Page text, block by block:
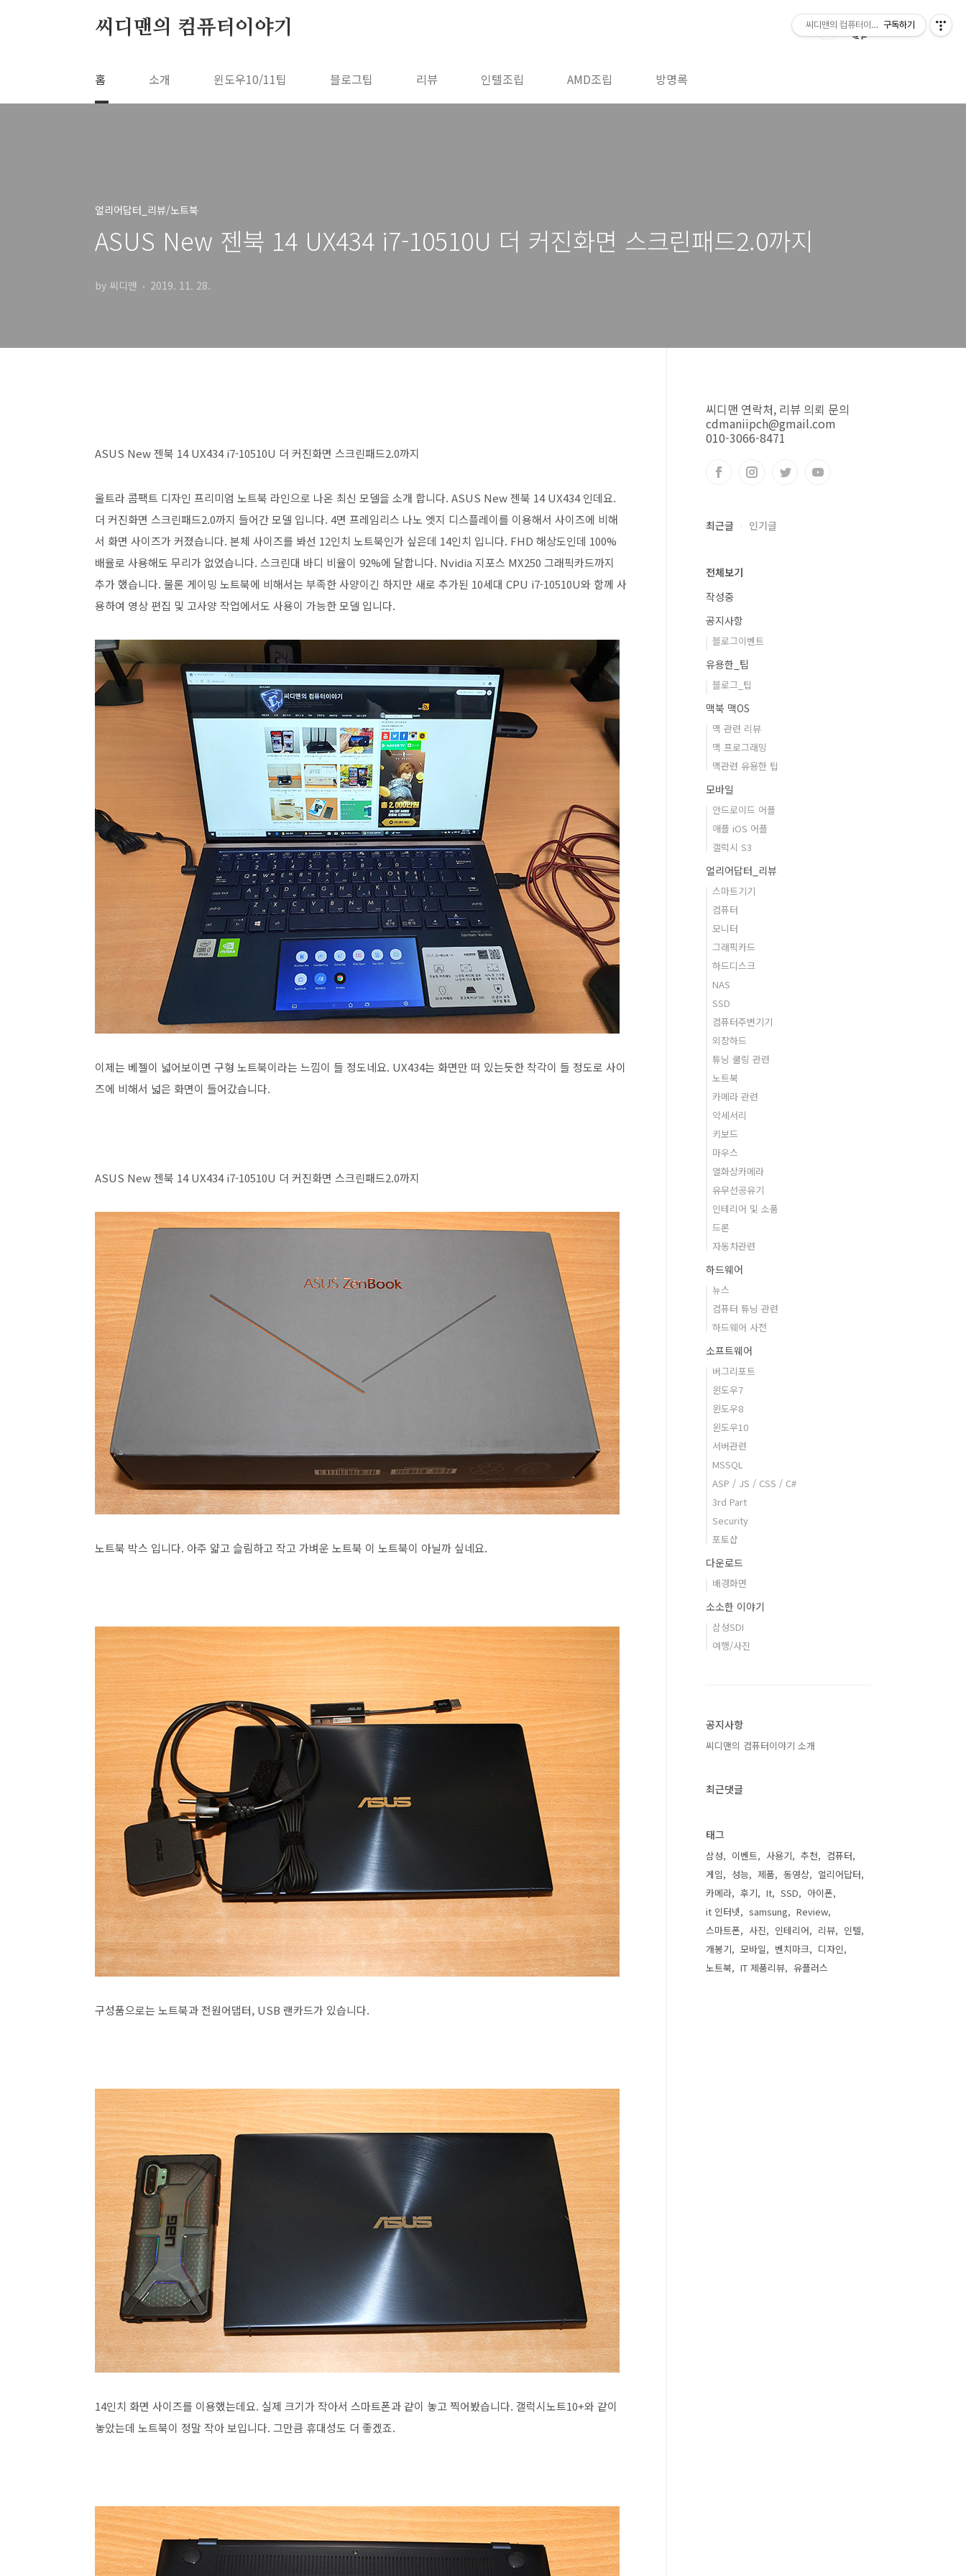
씨디맨의 컴퓨터이야기
홈 소개 윈도우10/11팁 블로그팁 리뷰 인텔조립 AMD조립 방명록
얼리어답터_리뷰/노트북
ASUS New 젠북 14 UX434 i7-10510U 더 커진화면 스크린패드2.0까지
by 씨디맨 2019. 11. 28.
ASUS New 젠북 14 UX434 i7-10510U 더 커진화면 스크린패드2.0까지
울트라 콤팩트 디자인 프리미엄 노트북 라인으로 나온 최신 모델을 소개 합니다. ASUS New 젠북 14 UX434 인데요.
더 커진화면 스크린패드2.0까지 들어간 모델 입니다. 4면 프레임리스 나노 엣지 디스플레이를 이용해서 사이즈에 비해
서 화면 사이즈가 커졌습니다. 본체 사이즈를 봐선 12인치 노트북인가 싶은데 14인치 입니다. FHD 해상도인데 100%
배율로 사용해도 무리가 없었습니다. 스크린대 바디 비율이 92%에 달합니다. Nvidia 지포스 MX250 그래픽카드까지
추가 했습니다. 물론 게이밍 노트북에 비해서는 부족한 사양이긴 하지만 새로 추가된 10세대 CPU i7-10510U와 함께 사
용하여 영상 편집 및 고사양 작업에서도 사용이 가능한 모델 입니다.
이제는 베젤이 넓어보이면 구형 노트북이라는 느낌이 들 정도네요. UX434는 화면만 떠 있는듯한 착각이 들 정도로 사이
즈에 비해서 넓은 화면이 들어갔습니다.
ASUS New 젠북 14 UX434 i7-10510U 더 커진화면 스크린패드2.0까지
노트북 박스 입니다. 아주 얇고 슬림하고 작고 가벼운 노트북 이 노트북이 아닐까 싶네요.
구성품으로는 노트북과 전원어댑터, USB 랜카드가 있습니다.
14인치 화면 사이즈를 이용했는데요. 실제 크기가 작아서 스마트폰과 같이 놓고 찍어봤습니다. 갤럭시노트10+와 같이
놓았는데 노트북이 정말 작아 보입니다. 그만큼 휴대성도 더 좋겠죠.
씨디맨 연락처, 리뷰 의뢰 문의
cdmaniipch@gmail.com
010-3066-8471
최근글 인기글
전체보기
작성중
공지사항
블로그이벤트
유용한_팁
블로그_팁
맥북 맥OS
맥 관련 리뷰
맥 프로그래밍
맥관련 유용한 팁
모바일
안드로이드 어플
애플 iOS 어플
갤럭시 S3
얼리어답터_리뷰
스마트기기
컴퓨터
모니터
그래픽카드
하드디스크
NAS
SSD
컴퓨터주변기기
외장하드
튜닝 쿨링 관련
노트북
카메라 관련
악세서리
키보드
마우스
열화상카메라
유무선공유기
인테리어 및 소품
드론
자동차관련
하드웨어
뉴스
컴퓨터 튜닝 관련
하드웨어 사전
소프트웨어
버그리포트
윈도우7
윈도우8
윈도우10
서버관련
MSSQL
ASP / JS / CSS / C#
3rd Part
Security
포토샵
다운로드
배경화면
소소한 이야기
삼성SDI
여행/사진
공지사항
씨디맨의 컴퓨터이야기 소개
최근댓글
태그
삼성 이벤트 사용기 추천
컴퓨터
게임
성능 제품 동영상
얼리어답터
카메라
후기 It SSD
아이폰
it 인터넷
samsung
Review
스마트폰
사진 인테리어 리뷰
인텔
개봉기
모바일 벤치마크
디자인
노트북
IT 제품리뷰 유플러스
씨디맨의 컴퓨터이야기구독하기